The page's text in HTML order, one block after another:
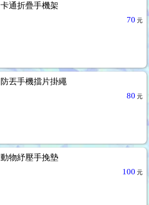
卡通折疊手機架
70 元
防丟手機擋片掛繩
80 元
動物紓壓手挽墊
100 元